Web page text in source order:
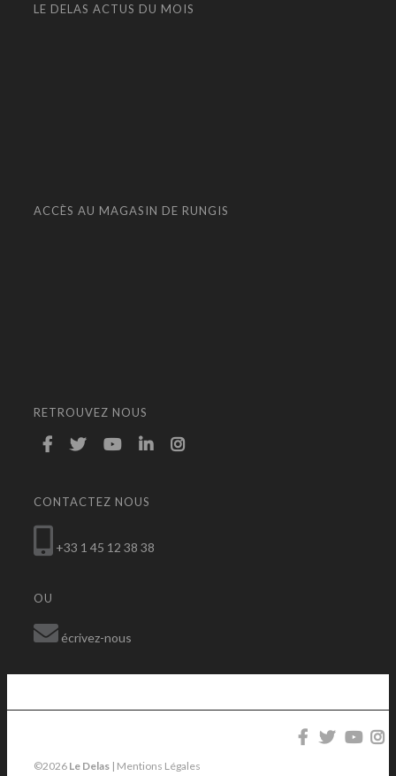
LE DELAS ACTUS DU MOIS
ACCÈS AU MAGASIN DE RUNGIS
RETROUVEZ NOUS
CONTACTEZ NOUS
+33 1 45 12 38 38
OU
écrivez-nous
©2026 Le Delas | Mentions Légales